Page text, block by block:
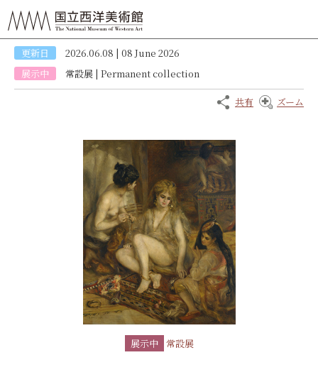
更新日
2026.06.08 | 08 June 2026
展示中
常設展 | Permanent collection
共有 ズーム
展示中 常設展